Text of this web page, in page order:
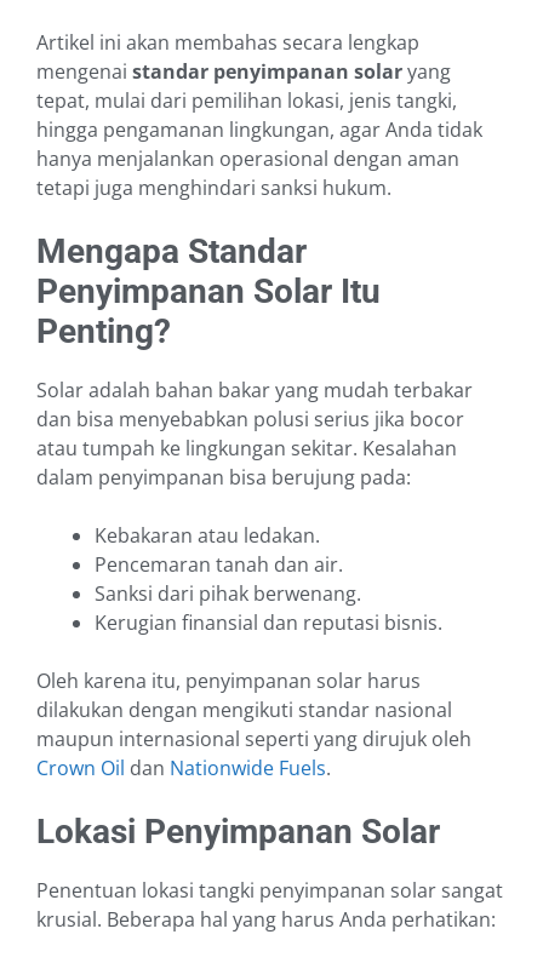
Artikel ini akan membahas secara lengkap
mengenai standar penyimpanan solaryang
tepat, mulai dari pemilihan lokasi, jenis tangki,
hingga pengamanan lingkungan, agar Anda tidak
hanya menjalankan operasional dengan aman
tetapi juga menghindari sanksi hukum.
Mengapa Standar
Penyimpanan Solar Itu
Penting?
Solar adalah bahan bakar yang mudah terbakar
dan bisa menyebabkan polusi serius jika bocor
atau tumpah ke lingkungan sekitar. Kesalahan
dalam penyimpanan bisa berujung pada:
Kebakaran atau ledakan.
Pencemaran tanah dan air.
Sanksi dari pihak berwenang.
Kerugian finansial dan reputasi bisnis.
Oleh karena itu, penyimpanan solar harus
dilakukan dengan mengikuti standar nasional
maupun internasional seperti yang dirujuk oleh
Crown Oil dan Nationwide Fuels.
Lokasi Penyimpanan Solar
Penentuan lokasi tangki penyimpanan solar sangat
krusial. Beberapa hal yang harus Anda perhatikan: